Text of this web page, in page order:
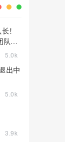
！
队事
5.0k
出中
5.0k
3.9k